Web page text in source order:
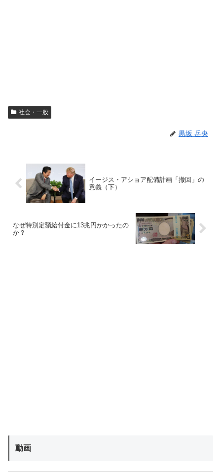
社会・一般
黒坂 岳央
イージス・アショア配備計画「撤回」の
意義（下）
なぜ特別定額給付金に13兆円かかったの
か？
動画